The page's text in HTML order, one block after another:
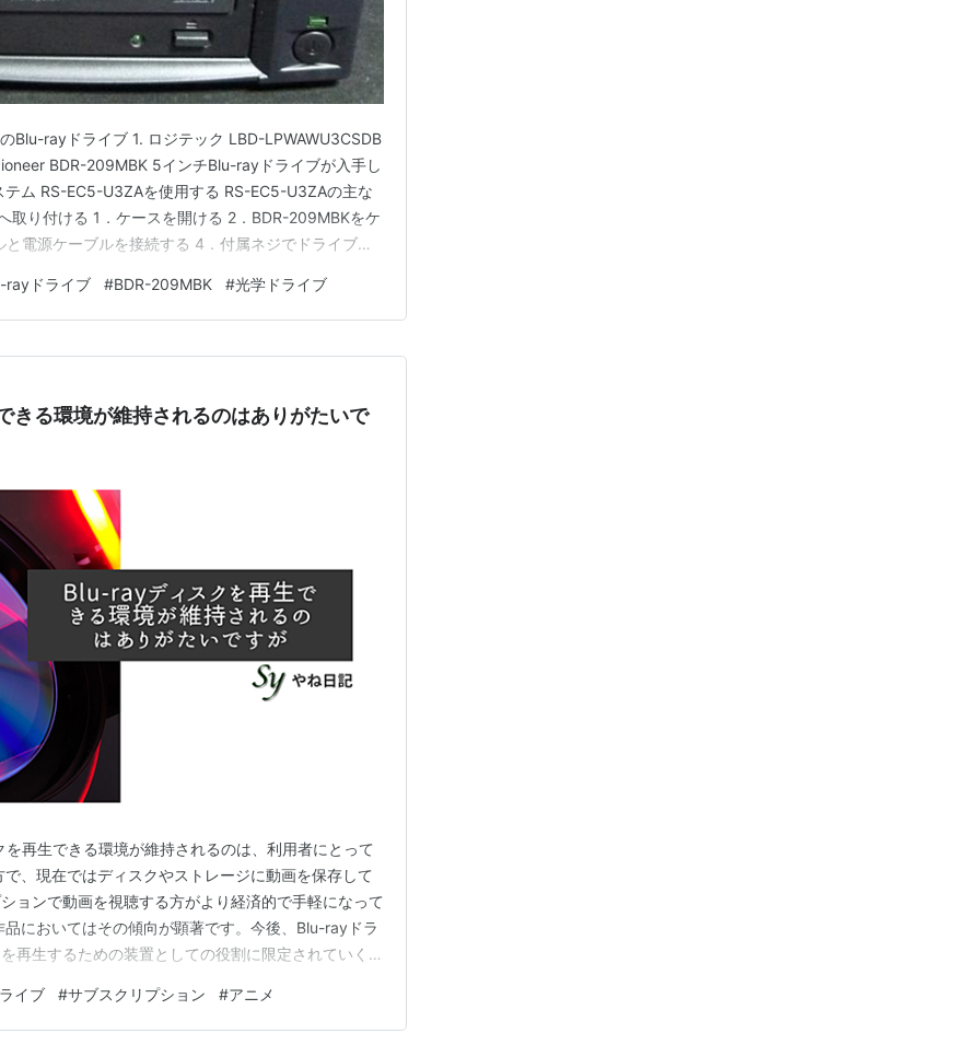
Blu-rayドライブ 1. ロジテック LBD-LPWAWU3CSDB
BDR-209MBK 5インチBlu-rayドライブが入手し
ム RS-EC5-U3ZAを使用する RS-EC5-U3ZAの主な
取り付ける 1．ケースを開ける 2．BDR-209MBKをケ
電源ケーブルを接続する 4．付属ネジでドライブを
rayドライブ #BDR-209MBK #光学ドライブ
きる環境が維持されるのはありがたいで
再生できる環境が維持されるのは、利用者にとって
、現在ではディスクやストレージに動画を保存して
ョンで動画を視聴する方がより経済的で手軽になって
においてはその傾向が顕著です。今後、Blu-rayドラ
再生するための装置としての役割に限定されていくの
。手元にあるBlu-rayディスクについては、できるだ
…
イブ #サブスクリプション #アニメ